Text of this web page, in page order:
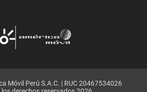
Móvil Perú S.A.C. | RUC 20467534026